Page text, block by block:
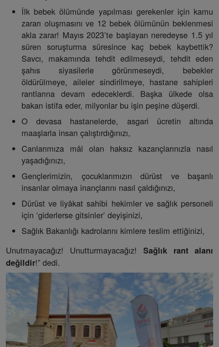
İlk bebek ölümünde yapılması gerekenler için kamu
zararı oluşmasını ve 12 bebek ölümünün beklenmesi
akla zarar! Mayıs 2023’te başlayan neredeyse 1.5 yıl
süren soruşturma süresince kaç bebek kaybettik?
Savcı, makamında tehdit edilmeseydi, tehdit eden
şahıs siyasilerle görünmeseydi, bebekler
öldürülmeye, aileler sindirilmeye, hastane sahipleri
rantlarına devam edeceklerdi. Başka ülkede olsa
bakan istifa eder, milyonlar bu işin peşine düşerdi.
O devasa hastanelerde, asgari ücretin altında
maaşlarla insan çalıştırdığınızı,
Canlarımıza mâl olan haksız kazançlarınızla nasıl
yaşadığınızı,
Gençlerimizin, çocuklarımızın dürüst ve başarılı
insanlar olmaya inançlarını nasıl çaldığınızı,
Dürüst ve liyâkat sahibi hekimler ve sağlık personeli
için ‘giderlerse gitsinler’ deyişinizi,
Sağlık Bakanlığı kadrolarını kimlere teslim ettiğinizi,
Unutmayacağız! Unutturmayacağız! Sağlık rant alanı
değildir!” dedi.